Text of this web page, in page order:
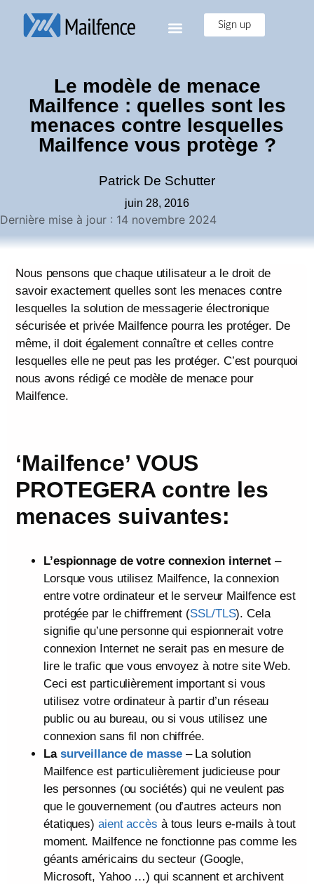
Sign up
Le modèle de menace
Mailfence : quelles sont les
menaces contre lesquelles
Mailfence vous protège ?
Patrick De Schutter
juin 28, 2016
Dernière mise à jour : 14 novembre 2024
Nous pensons que chaque utilisateur a le droit de
savoir exactement quelles sont les menaces contre
lesquelles la solution de messagerie électronique
sécurisée et privée Mailfence pourra les protéger. De
même, il doit également connaître et celles contre
lesquelles elle ne peut pas les protéger. C’est pourquoi
nous avons rédigé ce modèle de menace pour
Mailfence.
‘Mailfence’ VOUS
PROTEGERA contre les
menaces suivantes:
L’espionnage de votre connexion internet –
Lorsque vous utilisez Mailfence, la connexion
entre votre ordinateur et le serveur Mailfence est
protégée par le chiffrement (SSL/TLS). Cela
signifie qu’une personne qui espionnerait votre
connexion Internet ne serait pas en mesure de
lire le trafic que vous envoyez à notre site Web.
Ceci est particulièrement important si vous
utilisez votre ordinateur à partir d’un réseau
public ou au bureau, ou si vous utilisez une
connexion sans fil non chiffrée.
La surveillance de masse– La solution
Mailfence est particulièrement judicieuse pour
les personnes (ou sociétés) qui ne veulent pas
que le gouvernement (ou d’autres acteurs non
étatiques) aient accès à tous leurs e-mails à tout
moment. Mailfence ne fonctionne pas comme les
géants américains du secteur (Google,
Microsoft, Yahoo …) qui scannent et archivent